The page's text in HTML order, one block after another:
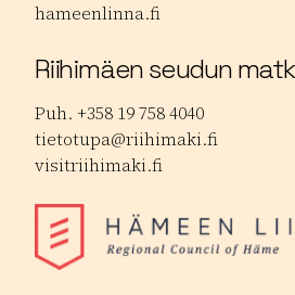
hameenlinna.fi
Riihimäen seudun
Puh. +358 19 758 4040
tietotupa@riihimaki.fi
visitriihimaki.fi